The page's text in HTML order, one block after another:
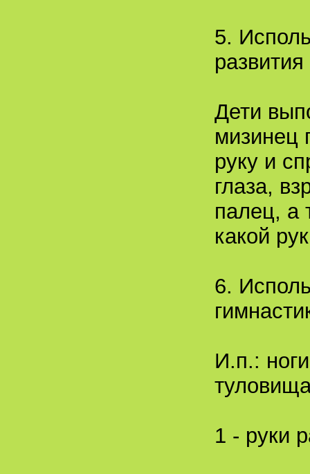
5.
Дети
мизинец
руку и
глаза,
палец, а
какой
6.
И.п.:
1 - руки